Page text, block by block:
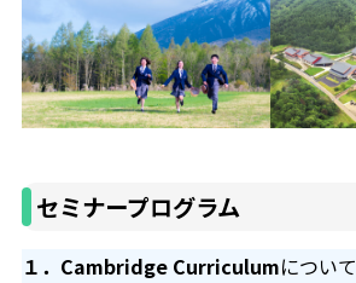
セミナープログラム
１． Cambridge Curriculumについて